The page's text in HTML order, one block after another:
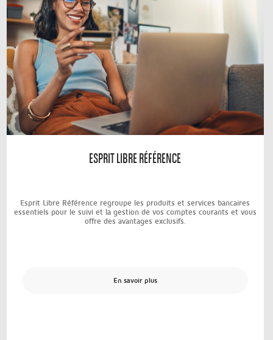
ESPRIT LIBRE RÉFÉRENCE
Esprit Libre Référence regroupe les produits et services bancaires
essentiels pour le suivi et la gestion de vos comptes courants et vous
offre des avantages exclusifs.
En savoir plus